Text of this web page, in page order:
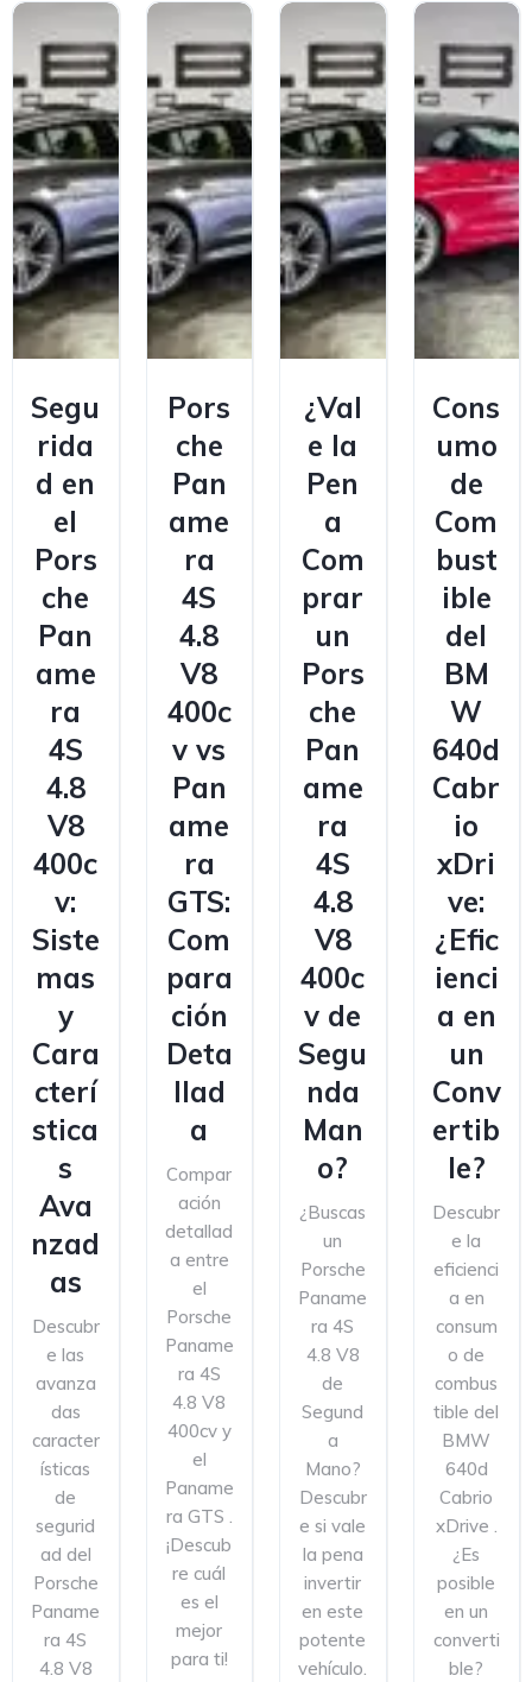
Segu
rida
d en
el
Pors
che
Pan
ame
ra
4S
4.8
V8
400c
v:
Siste
mas
y
Cara
cterí
stica
s
Ava
nzad
as
Descubr
e las
avanza
das
caracter
ísticas
de
segurid
ad del
Porsche
Paname
ra 4S
4.8 V8
Pors
che
Pan
ame
ra
4S
4.8
V8
400c
v vs
Pan
ame
ra
GTS:
Com
para
ción
Deta
llad
a
Compar
ación
detallad
a entre
el
Porsche
Paname
ra 4S
4.8 V8
400cv y
el
Paname
ra GTS .
¡Descub
re cuál
es el
mejor
para ti!
¿Val
e la
Pen
a
Com
prar
un
Pors
che
Pan
ame
ra
4S
4.8
V8
400c
v de
Segu
nda
Man
o?
¿Buscas
un
Porsche
Paname
ra 4S
4.8 V8
de
Segund
a
Mano?
Descubr
e si vale
la pena
invertir
en este
potente
vehículo.
Cons
umo
de
Com
bust
ible
del
BM
W
640d
Cabr
io
xDri
ve:
¿Efic
ienci
a en
un
Conv
ertib
le?
Descubr
e la
eficienci
a en
consum
o de
combus
tible del
BMW
640d
Cabrio
xDrive .
¿Es
posible
en un
converti
ble?